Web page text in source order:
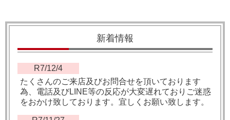
新着情報
R7/12/4
たくさんのご来店及びお問合せを頂いております
為、電話及びLINE等の反応が大変遅れておりご迷惑
をおかけ致しております。宜しくお願い致します。